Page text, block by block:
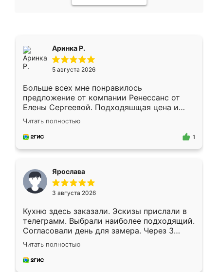
Аринка Р.
5 августа 2026
Больше всех мне понравилось
предложение от компании Ренессанс от
Елены Сергеевой. Подходяшщая цена и
короткие сроки изготовления. Приехавший
для замера сотрудник Владислав
предложил по моему эскизу самый
Читать полностью
1
Ярослава
3 августа 2026
Кухню здесь заказали. Эскизы прислали в
телеграмм. Выбрали наиболее подходящий.
Согласовали день для замера. Через 3
недели кухня была уже готова. Остались
довольны работой. Спасибо Ренессанс
мебель за качественную работу!
Читать полностью